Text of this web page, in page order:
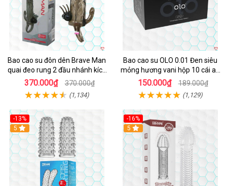
Bao cao su đôn dên Brave Man
quai đeo rung 2 đầu nhánh kích
thích mạnh
370.000₫ 370.000₫
(1,134)
Bao cao su OLO 0.01 Đen siêu
mỏng hương vani hộp 10 cái an
toàn thoải mái
150.000₫ 189.000₫
(1,129)
-13%
Hot
5
-16%
5